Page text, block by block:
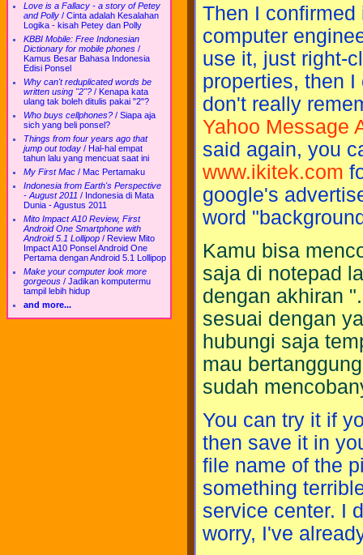
Love is a Fallacy - a story of Petey
and Polly / Cinta adalah Kesalahan
Logika - kisah Petey dan Polly
KBBI Mobile: Free Indonesian
Dictionary for mobile phones /
Kamus Besar Bahasa Indonesia
Edisi Ponsel
Why can't reduplicated words be
written using "2"? / Kenapa kata
ulang tak boleh ditulis pakai "2"?
Who buys cellphones? / Siapa aja
sich yang beli ponsel?
Things from four years ago that
jump out today / Hal-hal empat
tahun lalu yang mencuat saat ini
My First Mac / Mac Pertamaku
Indonesia from Earth's Perspective
- August 2011 / Indonesia di Mata
Dunia - Agustus 2011
Mito Impact A10 Review, First
Android One Smartphone with
Android 5.1 Lollipop / Review Mito
Impact A10 Ponsel Android One
Pertama dengan Android 5.1 Lollipop
Make your computer look more
gorgeous / Jadikan komputermu
tampil lebih hidup
and more...
Then I
computer
use it, just right-
properties, then
don't really
Yahoo Message
said again, you
www.ikitek.com
google's
word
Kamu bisa
saja di notepad
dengan akhiran
sesuai dengan
hubungi saja
mau
sudah
You can try it if
then save it in
file name of the
something
service center. I
worry, I've